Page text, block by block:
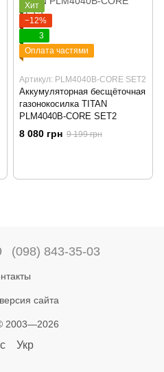
Хит
−12%
3
Оплата частями
Артикул: PLM4040B-CORE SET2
Аккумуляторная бесщёточная
газонокосилка TITAN
PLM4040B-CORE SET2
8 080 грн 9 199 грн
(098) 843-35-03
сайта
2003—2026
Укр